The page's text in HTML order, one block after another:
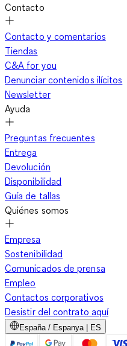
Contacto
Contacto y comentarios
Tiendas
C&A for you
Denunciar contenidos ilícitos
Newsletter
Ayuda
Preguntas frecuentes
Entrega
Devolución
Disponibilidad
Guía de tallas
Quiénes somos
Empresa
Sostenibilidad
Comunicados de prensa
Empleo
Contactos corporativos
Desistir del contrato aquí
España / Espanya | ES